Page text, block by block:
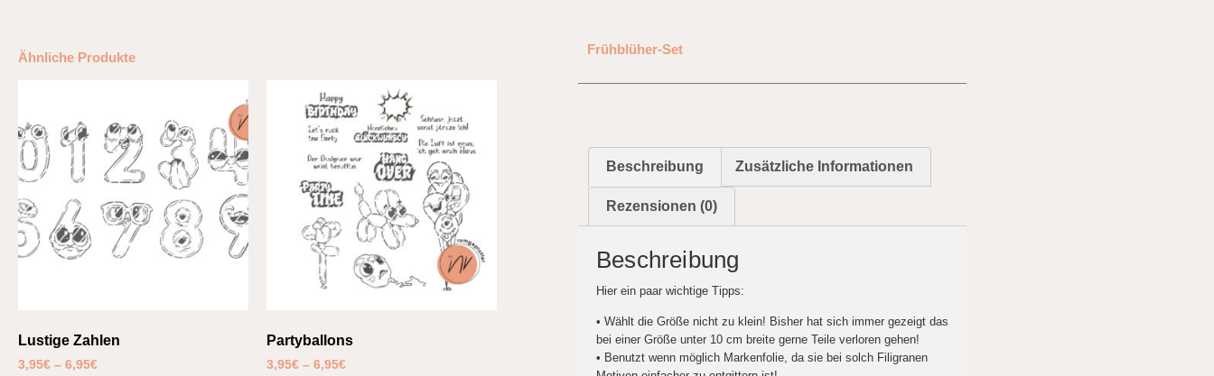
Ähnliche Produkte
Lustige Zahlen
3,95€ – 6,95€
Partyballons
3,95€ – 6,95€
Frühblüher-Set
Beschreibung Zusätzliche Informationen
Rezensionen (0)
Beschreibung
Hier ein paar wichtige Tipps:
• Wählt die Größe nicht zu klein! Bisher hat sich immer gezeigt das
bei einer Größe unter 10 cm breite gerne Teile verloren gehen!
• Benutzt wenn möglich Markenfolie, da sie bei solch Filigranen